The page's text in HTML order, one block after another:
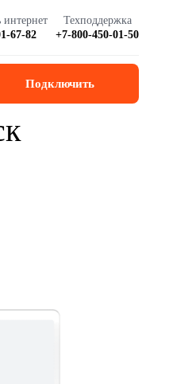
67-82
Техподдержка
+7-800-450-01-50
Подключить